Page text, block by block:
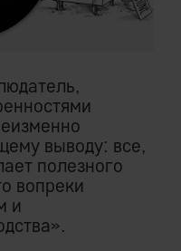
выводу: все,
полезного
вопреки
и